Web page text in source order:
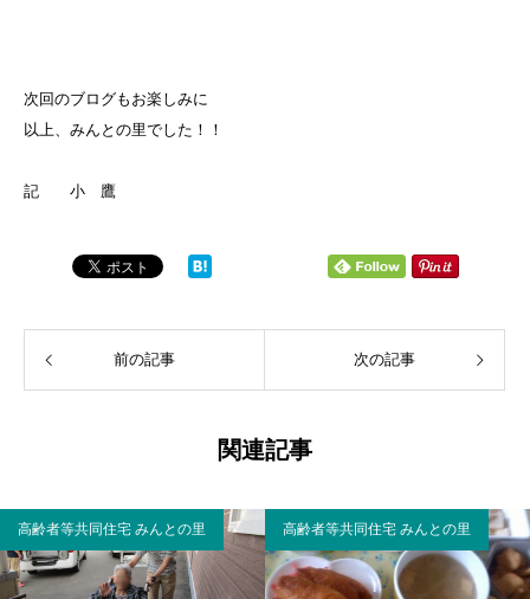
次回のブログもお楽しみに
以上、みんとの里でした！！
記 小 鷹
前の記事 次の記事
関連記事
高齢者等共同住宅 みんとの里 高齢者等共同住宅 みんとの里